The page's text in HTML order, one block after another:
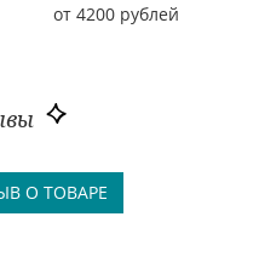
от 4200 рублей
О ТОВАРЕ